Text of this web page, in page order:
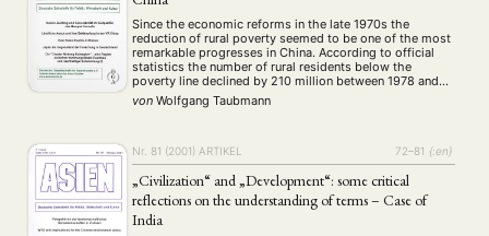
Since the economic reforms in the late 1970s the
reduction of rural poverty seemed to be one of the most
remarkable progresses in China. According to official
statistics the number of rural residents below the
poverty line declined by 210 million between 1978 and
1998. The paper discusses the regional differentiation of
poverty criteria respectively …
von Wolfgang Taubmann
Nr. 81 (2001) ARTIKEL 72–81 {:en}
„Civilization“ and „Development“: some critical
reflections on the understanding of terms – Case of
India